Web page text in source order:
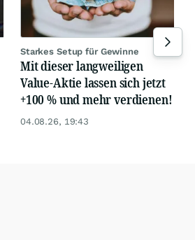
Starkes Setup für Gewinne
Mit dieser langweiligen
Value-Aktie lassen sich jetzt
+100 % und mehr verdienen!
04.08.26, 19:43